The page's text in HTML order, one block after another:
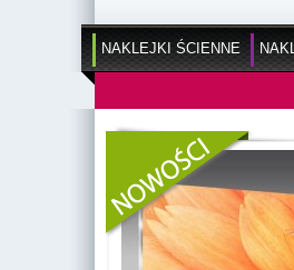
NAKLEJKI ŚCIENNE